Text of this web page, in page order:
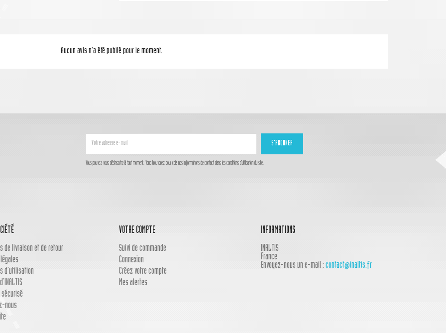
Aucun avis n'a été publié pour le moment.
Vous pouvez vous désinscrire à tout moment. Vous trouverez pour cela nos informations de contact dans les conditions d'utilisation du site.
de livraison et de retour
d'utilisation
nous
VOTRE COMPTE
Suivi de commande
Connexion
Créez votre compte
Mes alertes
INFORMATIONS
INALTIS
France
Envoyez-nous un e-mail : contact@inaltis.fr